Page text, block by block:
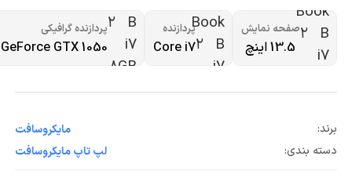
صفحه نمایش
13.5 اینچ
پردازنده
Core i7
پردازنده گرافیکی
GeForce GTX 1050
برند:
مایکروسافت
دسته بندی:
لپ تاپ مایکروسافت